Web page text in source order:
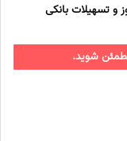
و تسهیلات بانکی
شوید.